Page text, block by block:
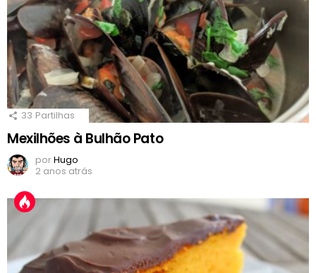
33 Partilhas
Mexilhões à Bulhão Pato
porHugo
2 anos atrás